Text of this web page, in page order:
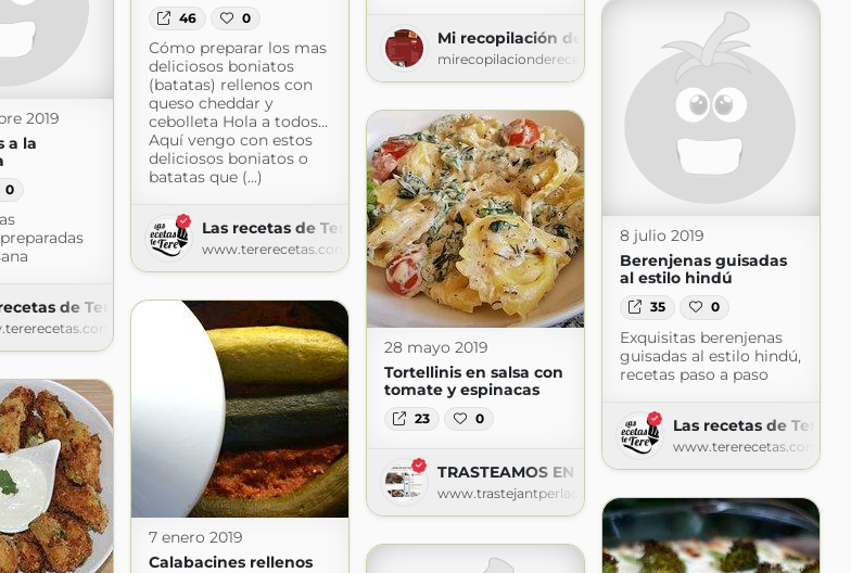
Mi recopilación de Recetas
mirecopilacionderecetas.blogspot.com
46 0
Cómo preparar los mas
deliciosos boniatos
(batatas) rellenos con
queso cheddar y
cebolleta Hola a todos…
Aquí vengo con estos
deliciosos boniatos o
batatas que (...)
Las recetas de Tere
www.tererecetas.com
2019
a la
0
de Tere
8 julio 2019
Berenjenas guisadas
al estilo hindú
35 0
Exquisitas berenjenas
guisadas al estilo hindú,
recetas paso a paso
Las recetas de Tere
www.tererecetas.com
28 mayo 2019
Tortellinis en salsa con
tomate y espinacas
23 0
TRASTEAMOS EN MI COCINA?
www.trastejantperlacuina.com
7 enero 2019
Calabacines rellenos